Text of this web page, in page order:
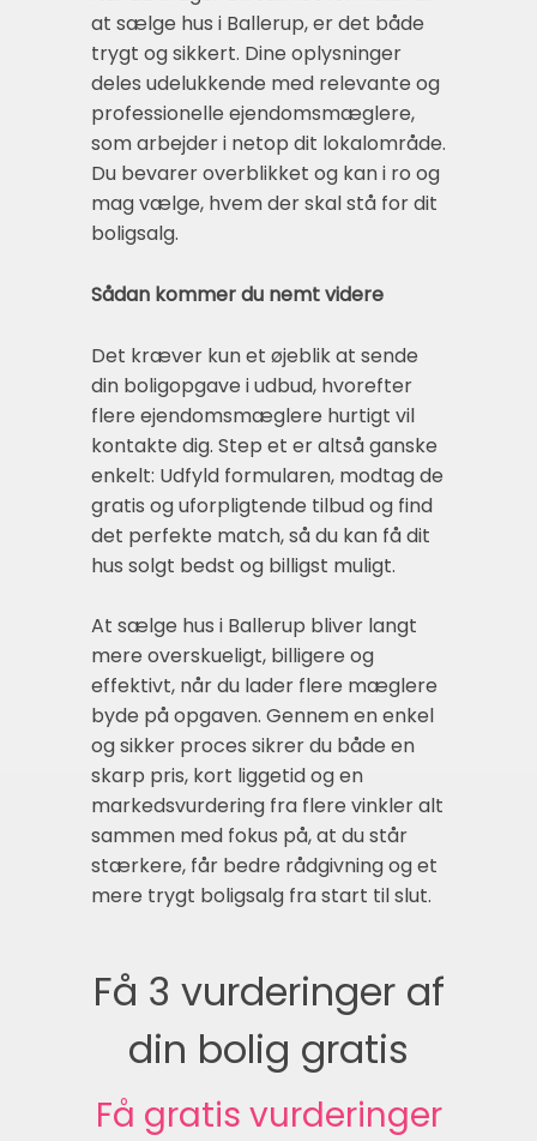
at sælge hus i Ballerup, er det både
trygt og sikkert. Dine oplysninger
deles udelukkende med relevante og
professionelle ejendomsmæglere,
som arbejder i netop dit lokalområde.
Du bevarer overblikket og kan i ro og
mag vælge, hvem der skal stå for dit
boligsalg.
Sådan kommer du nemt videre
Det kræver kun et øjeblik at sende
din boligopgave i udbud, hvorefter
flere ejendomsmæglere hurtigt vil
kontakte dig. Step et er altså ganske
enkelt: Udfyld formularen, modtag de
gratis og uforpligtende tilbud og find
det perfekte match, så du kan få dit
hus solgt bedst og billigst muligt.
At sælge hus i Ballerup bliver langt
mere overskueligt, billigere og
effektivt, når du lader flere mæglere
byde på opgaven. Gennem en enkel
og sikker proces sikrer du både en
skarp pris, kort liggetid og en
markedsvurdering fra flere vinkler alt
sammen med fokus på, at du står
stærkere, får bedre rådgivning og et
mere trygt boligsalg fra start til slut.
Få 3 vurderinger af
din bolig gratis
Få gratis vurderinger